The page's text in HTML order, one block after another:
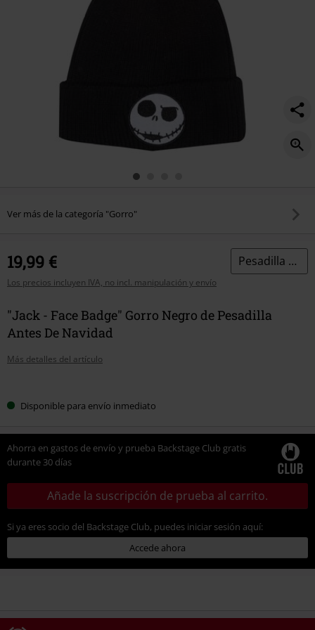
Ver más de la categoría "Gorro"
19,99 €
Los precios incluyen IVA, no incl. manipulación y envío
Pesadilla Antes De Navidad
"Jack - Face Badge" Gorro Negro de Pesadilla
Antes De Navidad
Más detalles del artículo
tu Disponible para envío inmediato
Ahorra en gastos de envío y prueba Backstage Club gratis
durante 30 días
Añade la suscripción de prueba al carrito.
Si ya eres socio del Backstage Club, puedes iniciar sesión aquí:
Accede ahora